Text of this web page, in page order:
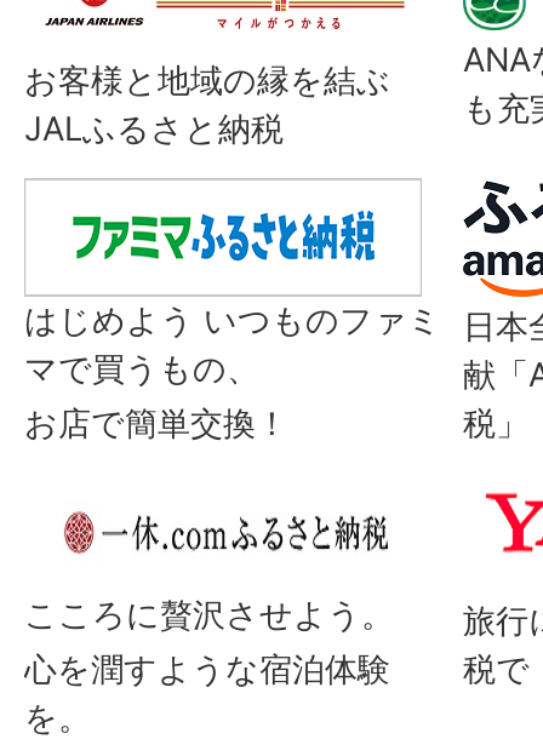
お客様と地域の縁を結ぶ
JALふるさと納税
ANA
も充
はじめよう いつものファミ
マで買うもの、
お店で簡単交換！
日本
献「
税」
こころに贅沢させよう。
心を潤すような宿泊体験
を。
旅行
税で